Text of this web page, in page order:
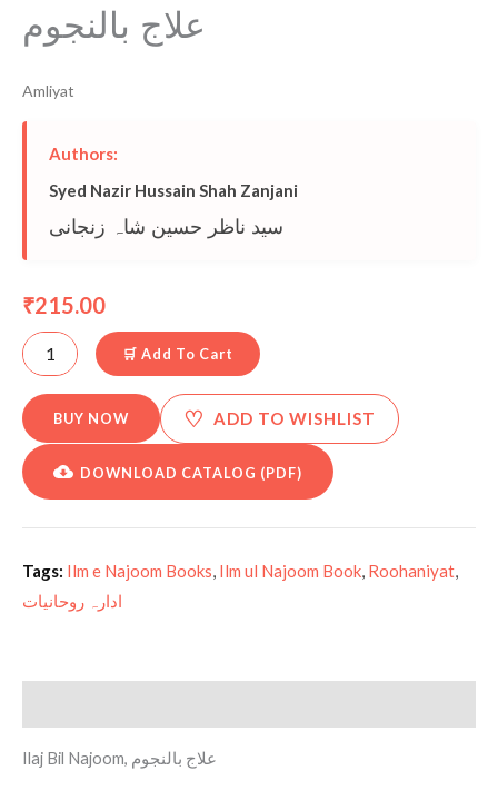
علاج بالنجوم
Amliyat
Authors:
Syed Nazir Hussain Shah Zanjani
سید ناظر حسین شاہ زنجانی
₹215.00
🛒 Add To Cart
BUY NOW ♡ ADD TO WISHLIST
DOWNLOAD CATALOG (PDF)
Tags: Ilm e Najoom Books, Ilm ul Najoom Book, Roohaniyat,
ادارہ روحانیات
Ilaj Bil Najoom, علاج بالنجوم